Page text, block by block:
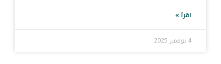
اقرأ »
4 نوفمبر 2025